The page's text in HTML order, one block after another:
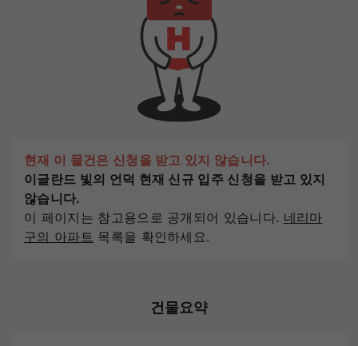
현재 이 물건은 신청을 받고 있지 않습니다.
이글란드 빛의 언덕 현재 신규 입주 신청을 받고 있지
않습니다.
이 페이지는 참고용으로 공개되어 있습니다. 네리마
구의 아파트 목록을 확인하세요.
건물요약